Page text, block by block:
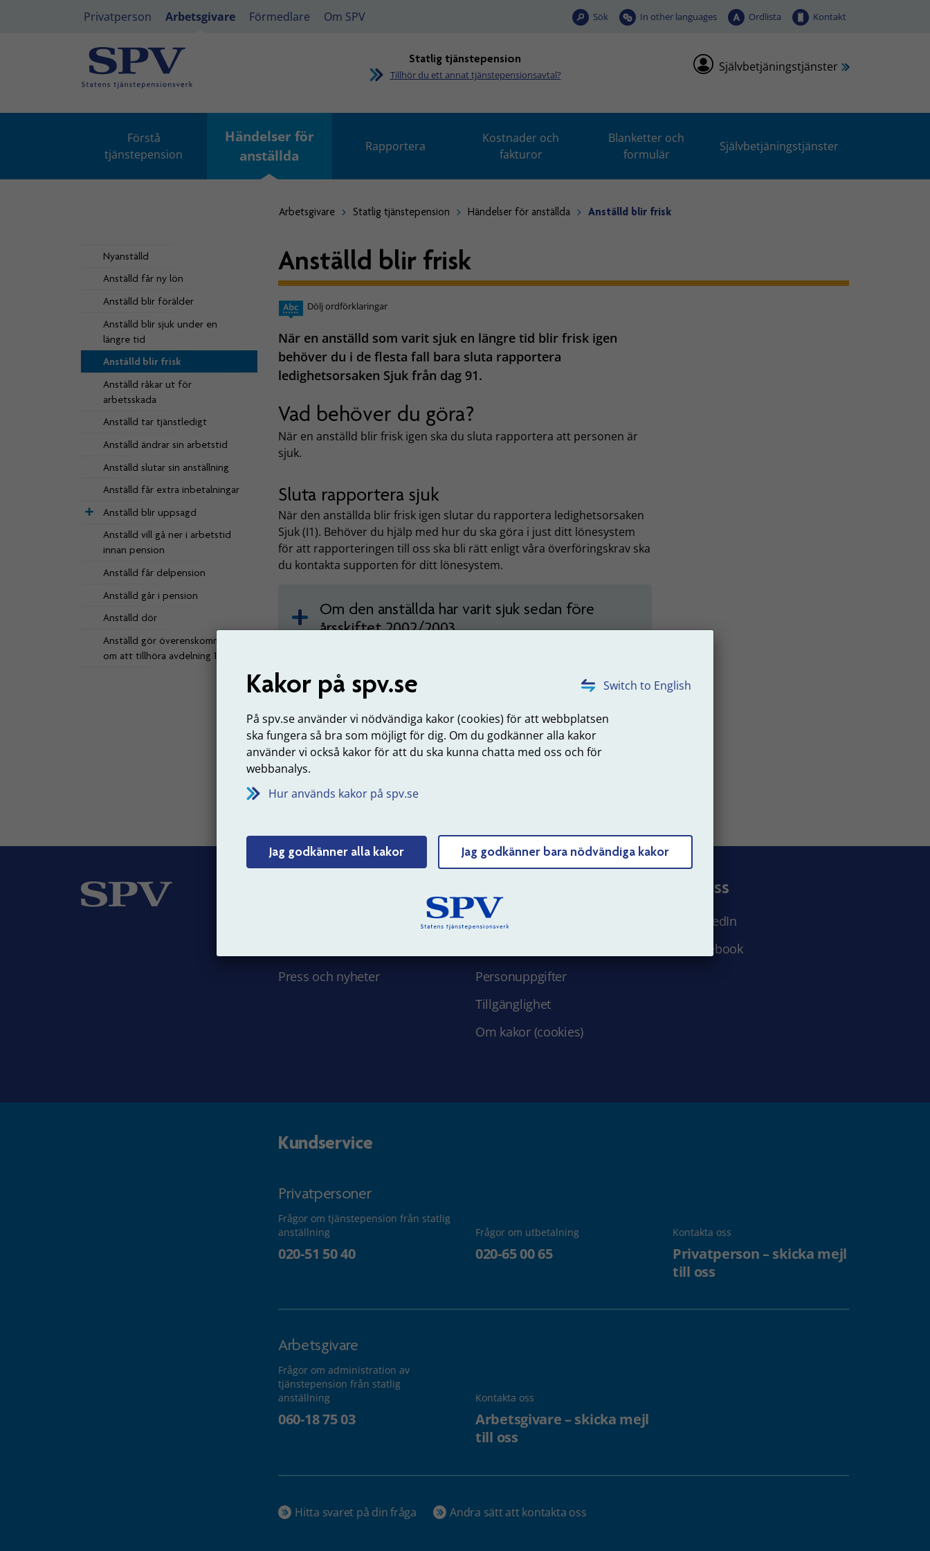
Switch to English
Kakor på spv.se
På spv.se använder vi nödvändiga kakor (cookies) för att webbplatsen
ska fungera så bra som möjligt för dig. Om du godkänner alla kakor
använder vi också kakor för att du ska kunna chatta med oss och för
webbanalys.
Hur används kakor på spv.se
Jag godkänner alla kakor Jag godkänner bara nödvändiga kakor
Privatperson Arbetsgivare Förmedlare Om SPV Sök In other languages Ordlista Kontakt
Statlig tjänstepension
Tillhör du ett annat tjänstepensionsavtal?
Självbetjäningstjänster
Förstå
tjänstepension
Händelser för
anställda
Rapportera
Kostnader och
fakturor
Blanketter och
formulär
Självbetjäningstjänster
Arbetsgivare Statlig tjänstepension Händelser för anställda Anställd blir frisk
Nyanställd
Anställd får ny lön
Anställd blir förälder
Anställd blir sjuk under en
längre tid
Anställd blir frisk
Anställd råkar ut för
arbetsskada
Anställd tar tjänstledigt
Anställd ändrar sin arbetstid
Anställd slutar sin anställning
Anställd får extra inbetalningar
Anställd blir uppsagd
Anställd vill gå ner i arbetstid
innan pension
Anställd får delpension
Anställd går i pension
Anställd dör
Anställd gör överenskommelse
om att tillhöra avdelning 1
Anställd blir frisk
Dölj ordförklaringar
När en anställd som varit sjuk en längre tid blir frisk igen
behöver du i de flesta fall bara sluta rapportera
ledighetsorsaken Sjuk från dag 91.
Vad behöver du göra?
När en anställd blir frisk igen ska du sluta rapportera att personen är
sjuk.
Sluta rapportera sjuk
När den anställda blir frisk igen slutar du rapportera ledighetsorsaken
Sjuk (I1). Behöver du hjälp med hur du ska göra i just ditt lönesystem
för att rapporteringen till oss ska bli rätt enligt våra överföringskrav ska
du kontakta supporten för ditt lönesystem.
Om den anställda har varit sjuk sedan före
årsskiftet 2002/2003
Vad kostar det?
När en anställd börjar arbeta igen debiteras du full premie
datum då personen blev frisk.
Senast uppdaterad: 2023-06-19
Tyck till om sidans innehåll
Press och nyheter
Webbkarta
Personuppgifter
Tillgänglighet
Om kakor (cookies)
Följ oss
LinkedIn
Facebook
Kundservice
Privatpersoner
Frågor om tjänstepension från statlig
anställning
020-51 50 40
Frågor om utbetalning
020-65 00 65
Kontakta oss
Privatperson – skicka mejl
till oss
Arbetsgivare
Frågor om administration av
tjänstepension från statlig
anställning
060-18 75 03
Kontakta oss
Arbetsgivare – skicka mejl
till oss
Hitta svaret på din fråga Andra sätt att kontakta oss